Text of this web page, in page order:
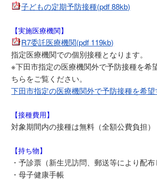
子どもの定期予防接種(pdf 88kb)
【実施医療機関】
R7委託医療機関(pdf 119kb)
指定医療機関での個別接種となります。
※下田市指定の医療機関外で予防接種を希
ちらをご覧ください。
下田市指定の医療機関外で予防接種を希望
【接種費用】
対象期間内の接種は無料（全額公費負担）
【持ち物】
・予診票（新生児訪問、郵送等により配布
・母子健康手帳